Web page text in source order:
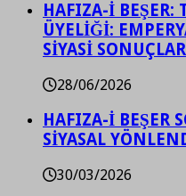
HAFIZA-İ BEŞER:
ÜYELİĞİ:
SİYASİ
28/06/2026
HAFIZA-İ BEŞER
SİYASAL
30/03/2026